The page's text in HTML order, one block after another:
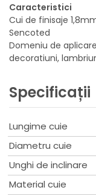
Caracteristici
Cui de finisaje
Sencoted
Domeniu de
decoratiuni,
Specificații
Lungime cuie
Diametru cuie
Unghi de inclinare
Material cuie